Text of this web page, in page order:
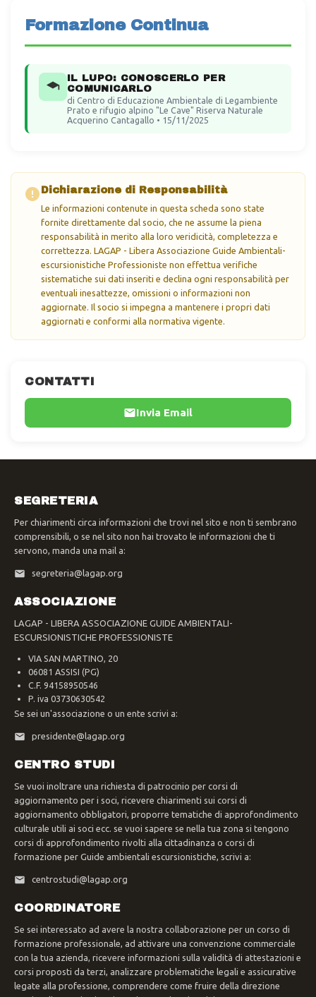
CONTATTI
Invia Email
Formazione Continua
IL LUPO: CONOSCERLO PER
COMUNICARLO
di Centro di Educazione Ambientale di Legambiente
Prato e rifugio alpino "Le Cave" Riserva Naturale
Acquerino Cantagallo • 15/11/2025
Dichiarazione di Responsabilità
Le informazioni contenute in questa scheda sono state
fornite direttamente dal socio, che ne assume la piena
responsabilità in merito alla loro veridicità, completezza e
correttezza. LAGAP - Libera Associazione Guide Ambientali-
escursionistiche Professioniste non effettua verifiche
sistematiche sui dati inseriti e declina ogni responsabilità per
eventuali inesattezze, omissioni o informazioni non
aggiornate. Il socio si impegna a mantenere i propri dati
aggiornati e conformi alla normativa vigente.
SEGRETERIA
Per chiarimenti circa informazioni che trovi nel sito e non ti sembrano
comprensibili, o se nel sito non hai trovato le informazioni che ti
servono, manda una mail a:
segreteria@lagap.org
ASSOCIAZIONE
LAGAP - LIBERA ASSOCIAZIONE GUIDE AMBIENTALI-
ESCURSIONISTICHE PROFESSIONISTE
VIA SAN MARTINO, 20
06081 ASSISI (PG)
C.F. 94158950546
P. iva 03730630542
Se sei un'associazione o un ente scrivi a:
presidente@lagap.org
CENTRO STUDI
Se vuoi inoltrare una richiesta di patrocinio per corsi di
aggiornamento per i soci, ricevere chiarimenti sui corsi di
aggiornamento obbligatori, proporre tematiche di approfondimento
culturale utili ai soci ecc. se vuoi sapere se nella tua zona si tengono
corsi di approfondimento rivolti alla cittadinanza o corsi di
formazione per Guide ambientali escursionistiche, scrivi a:
centrostudi@lagap.org
COORDINATORE
Se sei interessato ad avere la nostra collaborazione per un corso di
formazione professionale, ad attivare una convenzione commerciale
con la tua azienda, ricevere informazioni sulla validità di attestazioni e
corsi proposti da terzi, analizzare problematiche legali e assicurative
legate alla professione, comprendere come fruire della direzione